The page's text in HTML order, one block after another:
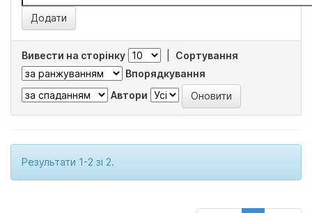
Вивести на сторінку
Сортування
Впорядкування
Автори
Результати 1-2 зі 2.